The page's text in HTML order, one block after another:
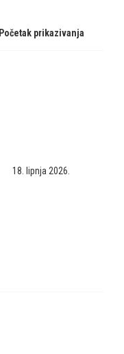
Početak prikazivanja
18. lipnja 2026.